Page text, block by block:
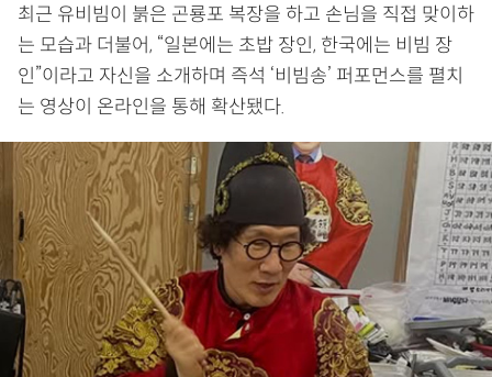
최근 유비빔이 붉은 곤룡포 복장을 하고 손님을 직접 맞이하
는 모습과 더불어, “일본에는 초밥 장인, 한국에는 비빔 장
인”이라고 자신을 소개하며 즉석 ‘비빔송’ 퍼포먼스를 펼치
는 영상이 온라인을 통해 확산됐다.